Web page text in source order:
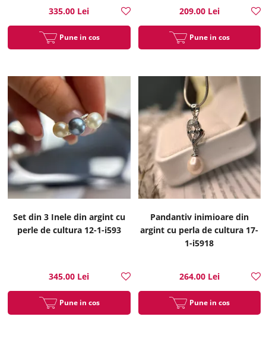
335.00 Lei
Pune in cos
209.00 Lei
Pune in cos
Set din 3 Inele din argint cu
perle de cultura 12-1-i593
345.00 Lei
Pune in cos
Pandantiv inimioare din
argint cu perla de cultura 17-
1-i5918
264.00 Lei
Pune in cos